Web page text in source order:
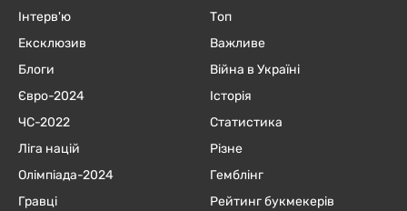
Інтерв'ю
Ексклюзив
Блоги
Євро-2024
ЧC-2022
Ліга націй
Олімпіада-2024
Гравці
Топ
Важливе
Війна в Україні
Історія
Статистика
Різне
Гемблінг
Рейтинг букмекерів